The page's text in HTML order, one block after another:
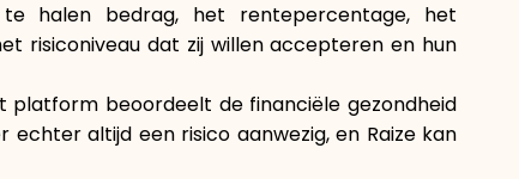
halen bedrag, het rentepercentage, het
risiconiveau dat zij willen accepteren en hun
platform beoordeelt de financiële gezondheid
altijd een risico aanwezig, en Raize kan